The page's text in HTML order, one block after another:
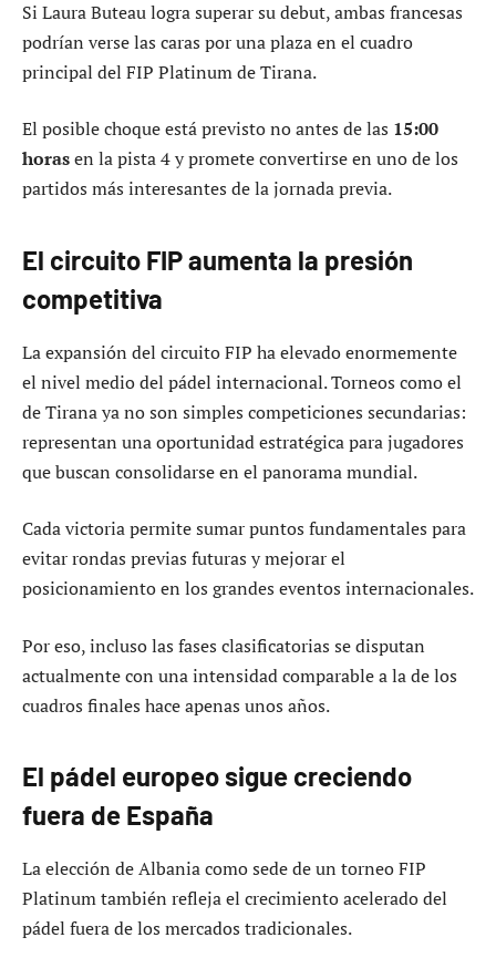
Si Laura Buteau logra superar su debut, ambas francesas
podrían verse las caras por una plaza en el cuadro
principal del FIP Platinum de Tirana.
El posible choque está previsto no antes de las 15:00
horasen la pista 4 y promete convertirse en uno de los
partidos más interesantes de la jornada previa.
El circuito FIP aumenta la presión
competitiva
La expansión del circuito FIP ha elevado enormemente
el nivel medio del pádel internacional. Torneos como el
de Tirana ya no son simples competiciones secundarias:
representan una oportunidad estratégica para jugadores
que buscan consolidarse en el panorama mundial.
Cada victoria permite sumar puntos fundamentales para
evitar rondas previas futuras y mejorar el
posicionamiento en los grandes eventos internacionales.
Por eso, incluso las fases clasificatorias se disputan
actualmente con una intensidad comparable a la de los
cuadros finales hace apenas unos años.
El pádel europeo sigue creciendo
fuera de España
La elección de Albania como sede de un torneo FIP
Platinum también refleja el crecimiento acelerado del
pádel fuera de los mercados tradicionales.